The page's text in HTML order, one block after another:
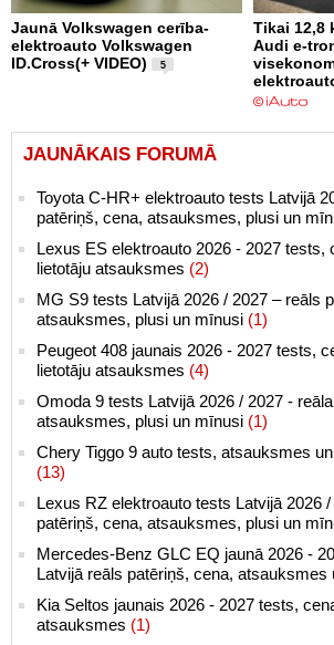
Jaunā Volkswagen cerība-
elektroauto Volkswagen
ID.Cross(+ VIDEO)
5
Tikai 12,8
Audi e-
JAUNĀKAIS FORUMĀ
Toyota C-HR+ elektroauto tests Latvijā
patēriņš, cena, atsauksmes, plusi un
Lexus ES elektroauto 2026 - 2027 tests,
lietotāju atsauksmes (2)
MG S9 tests Latvijā 2026 / 2027 – reāls
atsauksmes, plusi un mīnusi (1)
Peugeot 408 jaunais 2026 - 2027 tests,
lietotāju atsauksmes (4)
Omoda 9 tests Latvijā 2026 / 2027 -
atsauksmes, plusi un mīnusi (1)
Chery Tiggo 9 auto tests, atsauksmes
(13)
Lexus RZ elektroauto tests Latvijā 2026
patēriņš, cena, atsauksmes, plusi un
Mercedes-Benz GLC EQ jaunā 2026 -
Latvijā reāls patēriņš, cena, atsauksmes
Kia Seltos jaunais 2026 - 2027 tests,
atsauksmes (1)